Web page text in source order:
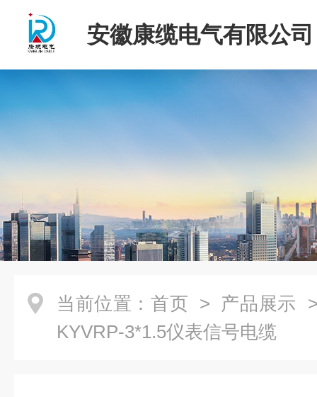
安徽康缆电气有限公司
当前位置： 首页 > 产品展示
KYVRP-3*1.5仪表信号电缆